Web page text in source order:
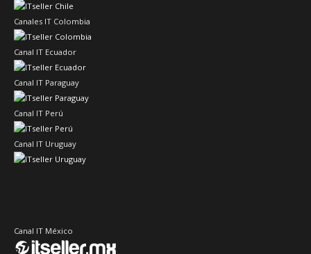
Canales IT Colombia
Canal IT Ecuador
Canal IT Paraguay
Canal IT Perú
Canal IT Uruguay
Canal IT México